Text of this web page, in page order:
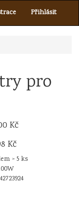
Přihlásit
pro
Kč
Kč
> 5 ks